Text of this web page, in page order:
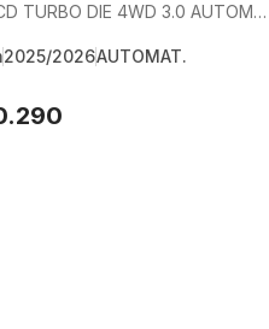
LIMITED CD TURBO DIE 4WD 3.0 AUTOMATICO
2025/2026AUTOMAT.